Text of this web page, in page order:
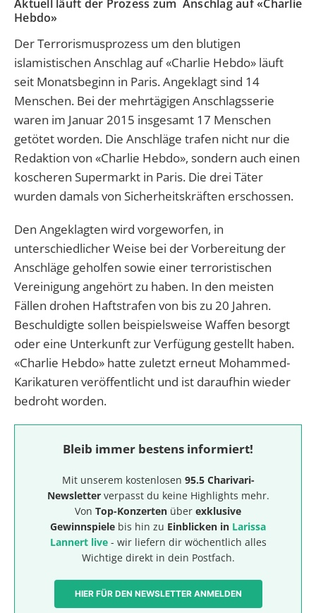
Aktuell läuft der Prozess zum Anschlag auf «Charlie
Hebdo»
Der Terrorismusprozess um den blutigen
islamistischen Anschlag auf «Charlie Hebdo» läuft
seit Monatsbeginn in Paris. Angeklagt sind 14
Menschen. Bei der mehrtägigen Anschlagsserie
waren im Januar 2015 insgesamt 17 Menschen
getötet worden. Die Anschläge trafen nicht nur die
Redaktion von «Charlie Hebdo», sondern auch einen
koscheren Supermarkt in Paris. Die drei Täter
wurden damals von Sicherheitskräften erschossen.
Den Angeklagten wird vorgeworfen, in
unterschiedlicher Weise bei der Vorbereitung der
Anschläge geholfen sowie einer terroristischen
Vereinigung angehört zu haben. In den meisten
Fällen drohen Haftstrafen von bis zu 20 Jahren.
Beschuldigte sollen beispielsweise Waffen besorgt
oder eine Unterkunft zur Verfügung gestellt haben.
«Charlie Hebdo» hatte zuletzt erneut Mohammed-
Karikaturen veröffentlicht und ist daraufhin wieder
bedroht worden.
Bleib immer bestens informiert!
Mit unserem kostenlosen 95.5 Charivari-
Newsletterverpasst du keine Highlights mehr.
Von Top-Konzerten über exklusive
Gewinnspiele bis hin zu Einblicken in Larissa
Lannert live- wir liefern dir wöchentlich alles
Wichtige direkt in dein Postfach.
HIER FÜR DEN NEWSLETTER ANMELDEN